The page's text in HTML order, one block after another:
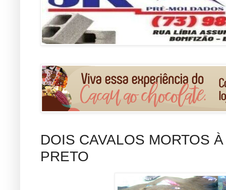
DOIS CAVALOS MORTOS
PRETO